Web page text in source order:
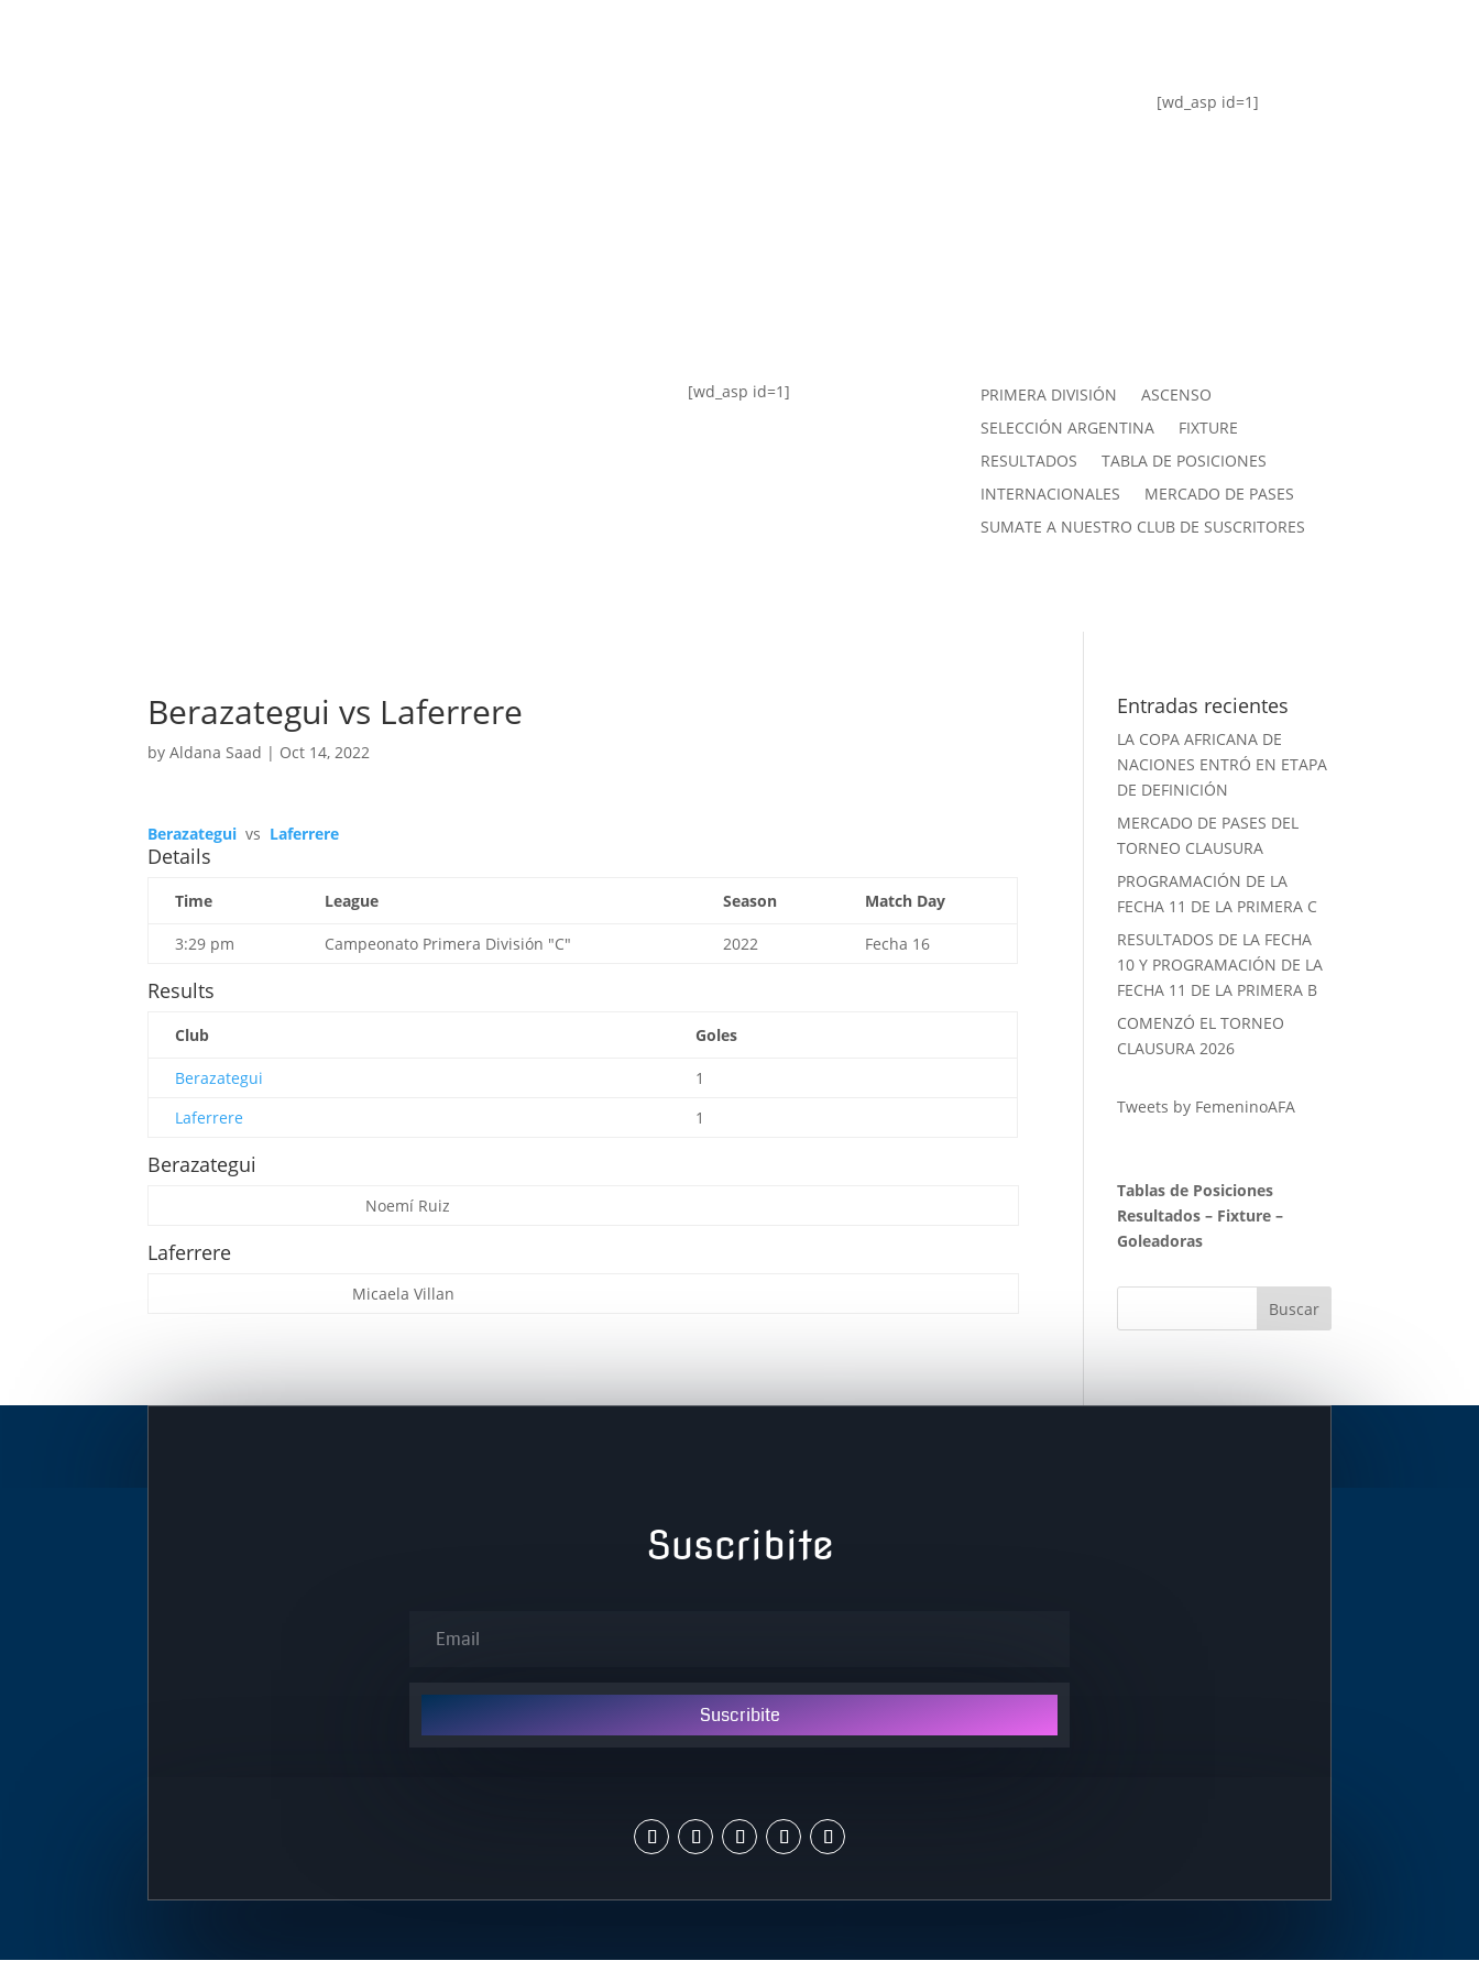
[wd_asp id=1]
[wd_asp id=1] PRIMERA DIVISIÓN
ASCENSO
SELECCIÓN ARGENTINA
FIXTURE
RESULTADOS
TABLA DE POSICIONES
INTERNACIONALES
MERCADO DE PASES
SUMATE A NUESTRO CLUB DE SUSCRITORES
Berazategui vs Laferrere
byAldana Saad | Oct 14, 2022
Berazategui vs Laferrere
Details
Time League Season Match Day
3:29 pm Campeonato Primera División "C" 2022 Fecha 16
Results
Club Goles
Berazategui
1
Laferrere
1
Berazategui
Noemí Ruiz
Laferrere
Micaela Villan
Entradas recientes
LA COPA AFRICANA DE
NACIONES ENTRÓ EN ETAPA
DE DEFINICIÓN
MERCADO DE PASES DEL
TORNEO CLAUSURA
PROGRAMACIÓN DE LA
FECHA 11 DE LA PRIMERA C
RESULTADOS DE LA FECHA
10 Y PROGRAMACIÓN DE LA
FECHA 11 DE LA PRIMERA B
COMENZÓ EL TORNEO
CLAUSURA 2026
Tweets by FemeninoAFA
Tablas de Posiciones
Resultados – Fixture –
Goleadoras
Suscribite
Suscribite